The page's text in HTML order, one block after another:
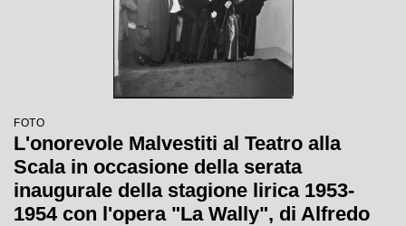
FOTO
L'onorevole Malvestiti al Teatro alla
Scala in occasione della serata
inaugurale della stagione lirica 1953-
1954 con l'opera "La Wally", di Alfredo